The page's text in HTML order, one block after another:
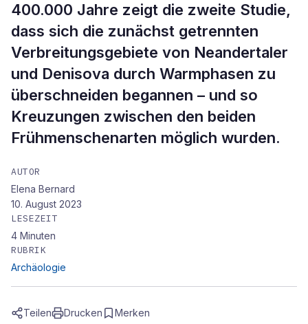
400.000 Jahre zeigt die zweite Studie,
dass sich die zunächst getrennten
Verbreitungsgebiete von Neandertaler
und Denisova durch Warmphasen zu
überschneiden begannen – und so
Kreuzungen zwischen den beiden
Frühmenschenarten möglich wurden.
AUTOR
Elena Bernard
10. August 2023
LESEZEIT
4 Minuten
RUBRIK
Archäologie
Teilen Drucken Merken